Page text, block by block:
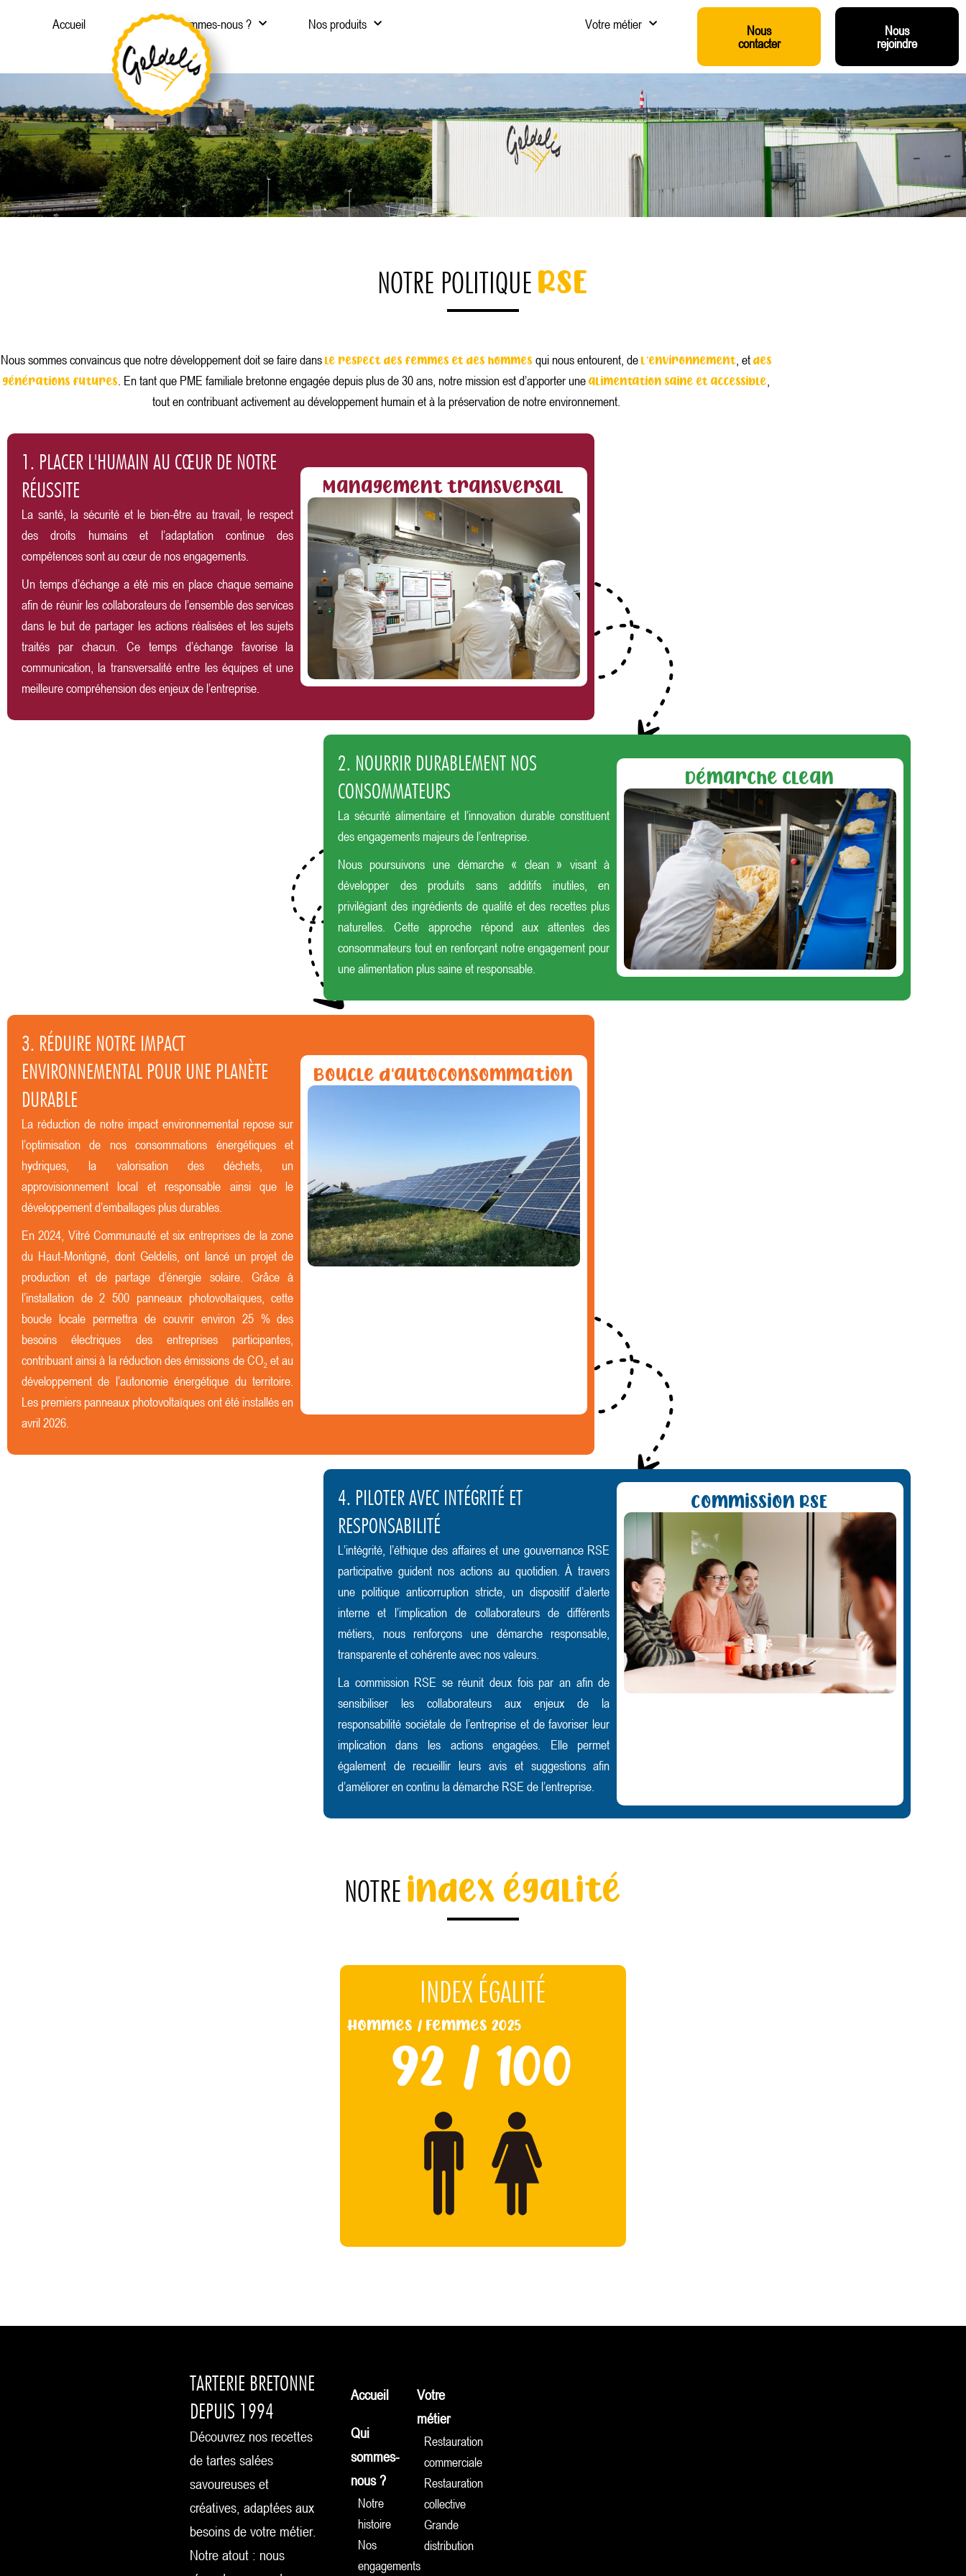
Accueil Qui sommes-nous ? Nos produits Votre métier
Nous
contacter
Nous
rejoindre
NOTRE POLITIQUE RSE
Nous sommes convaincus que notre développement doit se faire dansle respect des femmes et des hommes qui nous entourent, del’environnement , etdes
générations futures . En tant que PME familiale bretonne engagée depuis plus de 30 ans, notre mission est d’apporter unealimentation saine et accessible
tout en contribuant activement au développement humain et à la préservation de notre environnement.
1. PLACER L'HUMAIN AU CŒUR DE NOTRE
RÉUSSITE
La santé, la sécurité et le bien-être au travail, le respect
des droits humains et l’adaptation continue des
compétences sont au cœur de nos engagements.
Un temps d’échange a été mis en place chaque semaine
afin de réunir les collaborateurs de l’ensemble des services
dans le but de partager les actions réalisées et les sujets
traités par chacun. Ce temps d’échange favorise la
communication, la transversalité entre les équipes et une
meilleure compréhension des enjeux de l’entreprise.
Management transversal
2. NOURRIR DURABLEMENT NOS
CONSOMMATEURS
La sécurité alimentaire et l’innovation durable constituent
des engagements majeurs de l’entreprise.
Nous poursuivons une démarche « clean » visant à
développer des produits sans additifs inutiles, en
privilégiant des ingrédients de qualité et des recettes plus
naturelles. Cette approche répond aux attentes des
consommateurs tout en renforçant notre engagement pour
une alimentation plus saine et responsable.
Démarche clean
3. RÉDUIRE NOTRE IMPACT
ENVIRONNEMENTAL POUR UNE PLANÈTE
DURABLE
La réduction de notre impact environnemental repose sur
l’optimisation de nos consommations énergétiques et
hydriques, la valorisation des déchets, un
approvisionnement local et responsable ainsi que le
développement d’emballages plus durables.
En 2024, Vitré Communauté et six entreprises de la zone
du Haut-Montigné, dont Geldelis, ont lancé un projet de
production et de partage d’énergie solaire. Grâce à
l’installation de 2 500 panneaux photovoltaïques, cette
boucle locale permettra de couvrir environ 25 % des
besoins électriques des entreprises participantes,
contribuant ainsi à la réduction des émissions de CO₂ et au
développement de l’autonomie énergétique du territoire.
Les premiers panneaux photovoltaïques ont été installés en
avril 2026.
Boucle d'autoconsommation
4. PILOTER AVEC INTÉGRITÉ ET
RESPONSABILITÉ
L’intégrité, l’éthique des affaires et une gouvernance RSE
participative guident nos actions au quotidien. À travers
une politique anticorruption stricte, un dispositif d’alerte
interne et l’implication de collaborateurs de différents
métiers, nous renforçons une démarche responsable,
transparente et cohérente avec nos valeurs.
La commission RSE se réunit deux fois par an afin de
sensibiliser les collaborateurs aux enjeux de la
responsabilité sociétale de l’entreprise et de favoriser leur
implication dans les actions engagées. Elle permet
également de recueillir leurs avis et suggestions afin
d’améliorer en continu la démarche RSE de l’entreprise.
Commission RSE
NOTRE index égalité
INDEX ÉGALITÉ
Hommes / Femmes 2025
92 / 100
TARTERIE BRETONNE
DEPUIS 1994
Découvrez nos recettes
de tartes salées
savoureuses et
créatives, adaptées aux
besoins de votre métier.
Notre atout : nous
Accueil
Qui
sommes-
nous ?
Notre
histoire
Nos
engagements
Votre
métier
Restauration
commerciale
Restauration
collective
Grande
distribution